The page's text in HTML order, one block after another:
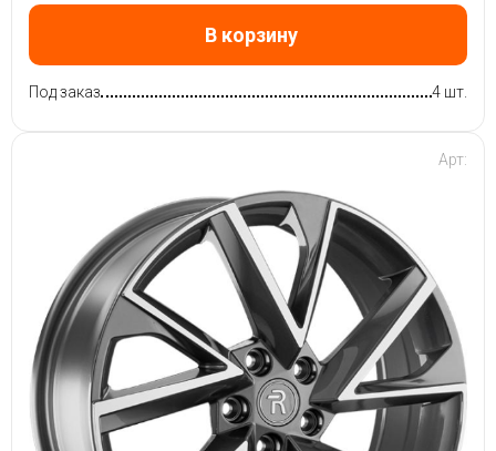
В корзину
Под заказ 4 шт.
Арт: